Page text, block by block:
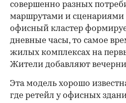
совершенно разных
маршрутами и сценариями
офисный кластер
дневные часы, то самое
жилых комплексах на
Жители добавляют
Эта модель хорошо
где ретейл у офисных